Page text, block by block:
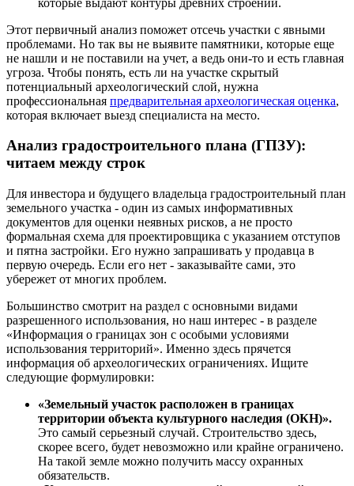
Этот первичный анализ поможет отсечь участки с явными
проблемами. Но так вы не выявите памятники, которые еще
не нашли и не поставили на учет, а ведь они-то и есть главная
угроза. Чтобы понять, есть ли на участке скрытый
потенциальный археологический слой, нужна
профессиональная предварительная археологическая оценка,
которая включает выезд специалиста на место.
Анализ градостроительного плана (ГПЗУ):
читаем между строк
Для инвестора и будущего владельца градостроительный план
земельного участка - один из самых информативных
документов для оценки неявных рисков, а не просто
формальная схема для проектировщика с указанием отступов
и пятна застройки. Его нужно запрашивать у продавца в
первую очередь. Если его нет - заказывайте сами, это
убережет от многих проблем.
Большинство смотрит на раздел с основными видами
разрешенного использования, но наш интерес - в разделе
«Информация о границах зон с особыми условиями
использования территорий». Именно здесь прячется
информация об археологических ограничениях. Ищите
следующие формулировки:
«Земельный участок расположен в границах
территории объекта культурного наследия (ОКН)».
Это самый серьезный случай. Строительство здесь,
скорее всего, будет невозможно или крайне ограничено.
На такой земле можно получить массу охранных
обязательств.